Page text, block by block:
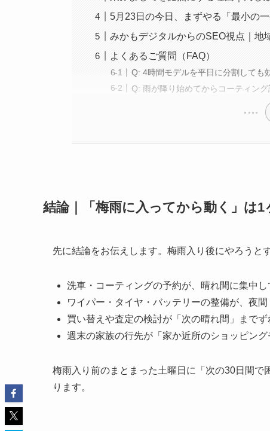
5月23日の今日、まずやる「最小の一
みかもデジタルからのSEO視点｜地
よくあるご質問（FAQ）
Q: 4時間モデルを平日に分割しても
Q: 雨が降り始めてからコーティング
結論｜「梅雨に入ってから動く」は1
先に結論をお伝えします。梅雨入り後にやろうと
洗車・コーティングの予約が、晴れ間に集中し
ワイパー・タイヤ・バッテリーの整備が、夜
買い替えや査定の検討が「次の晴れ間」まで
週末の家族の行先が「家か近所のショッピン
梅雨入り前のまとまった土曜日に「次の30日間
ります。